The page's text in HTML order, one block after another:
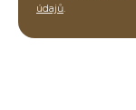
údajů.